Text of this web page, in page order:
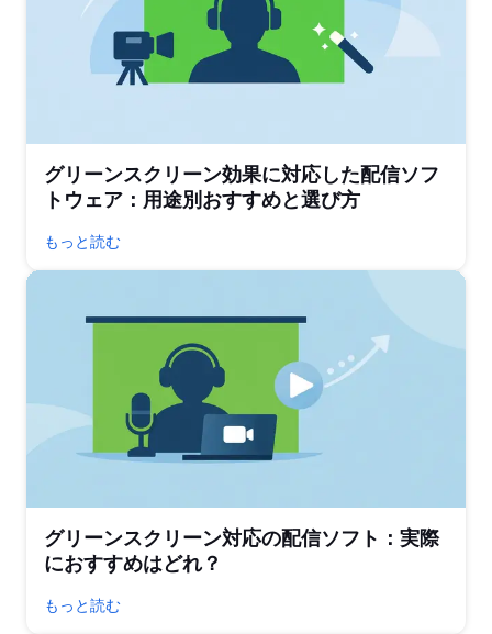
グリーンスクリーン効果に対応した配信ソフ
トウェア：用途別おすすめと選び方
もっと読む
グリーンスクリーン対応の配信ソフト：実際
におすすめはどれ？
もっと読む